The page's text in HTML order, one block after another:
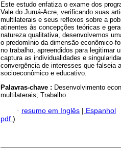
Este estudo enfatiza o exame dos
Vale do Juruá-Acre, verificando suas
multilaterais e seus reflexos sobre a
atinentes às concepções teóricas e
natureza qualitativa, desenvolvemos
o predomínio da dimensão econômico-
no trabalho, apreendidos para legitimar
captura as individualidades e
convergência de interesses que falseia
socioeconômico e educativo.
Palavras-chave : Desenvolvimento
multilaterais; Trabalho.
· resumo em Inglês | Espanhol
pdf )